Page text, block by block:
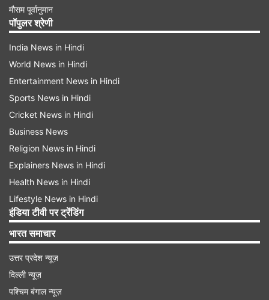
मौसम पूर्वानुमान
पॉपुलर श्रेणी
India News in Hindi
World News in Hindi
Entertainment News in Hindi
Sports News in Hindi
Cricket News in Hindi
Business News
Religion News in Hindi
Explainers News in Hindi
Health News in Hindi
Lifestyle News in Hindi
इंडिया टीवी पर ट्रेंडिंग
भारत समाचार
उत्तर प्रदेश न्यूज़
दिल्ली न्यूज़
पश्चिम बंगाल न्यूज़